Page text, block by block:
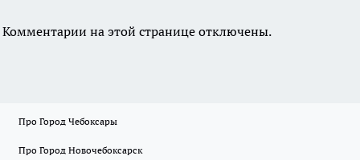
Комментарии на этой странице отключены.
Про Город Чебоксары
Про Город Новочебоксарск